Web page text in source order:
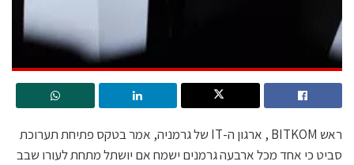
ראש BITKOM , ארגון ה-IT של גרמניה, אמר בטקס פתיחת תערוכת
סביט כי אחד מכל ארבעה גרמנים ישמח אם יושתל מתחת לעורו שבב